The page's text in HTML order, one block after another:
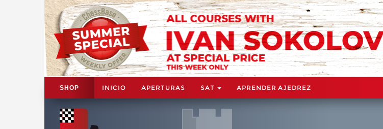
SHOP INICIO APERTURAS SAT APRENDER AJEDREZ